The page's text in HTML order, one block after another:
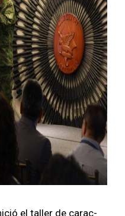
el taller de car­ac­